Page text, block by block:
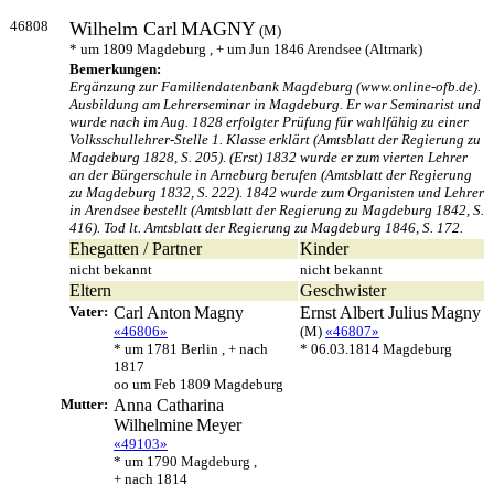
46808 Wilhelm CarlMAGNY (M)
* um 1809 Magdeburg , + um Jun 1846 Arendsee (Altmark)
Bemerkungen:
Ergänzung zur Familiendatenbank Magdeburg (www.online-ofb.de).
Ausbildung am Lehrerseminar in Magdeburg. Er war Seminarist und
wurde nach im Aug. 1828 erfolgter Prüfung für wahlfähig zu einer
Volksschullehrer-Stelle 1. Klasse erklärt (Amtsblatt der Regierung zu
Magdeburg 1828, S. 205). (Erst) 1832 wurde er zum vierten Lehrer
an der Bürgerschule in Arneburg berufen (Amtsblatt der Regierung
zu Magdeburg 1832, S. 222). 1842 wurde zum Organisten und Lehrer
in Arendsee bestellt (Amtsblatt der Regierung zu Magdeburg 1842, S.
416). Tod lt. Amtsblatt der Regierung zu Magdeburg 1846, S. 172.
Ehegatten / Partner Kinder
nicht bekannt nicht bekannt
Eltern Geschwister
Vater: Carl Anton Magny
«46806»
* um 1781 Berlin , + nach
1817
oo um Feb 1809 Magdeburg
Ernst Albert JuliusMagny
(M) «46807»
* 06.03.1814 Magdeburg
Mutter: Anna Catharina
WilhelmineMeyer
«49103»
* um 1790 Magdeburg ,
+ nach 1814